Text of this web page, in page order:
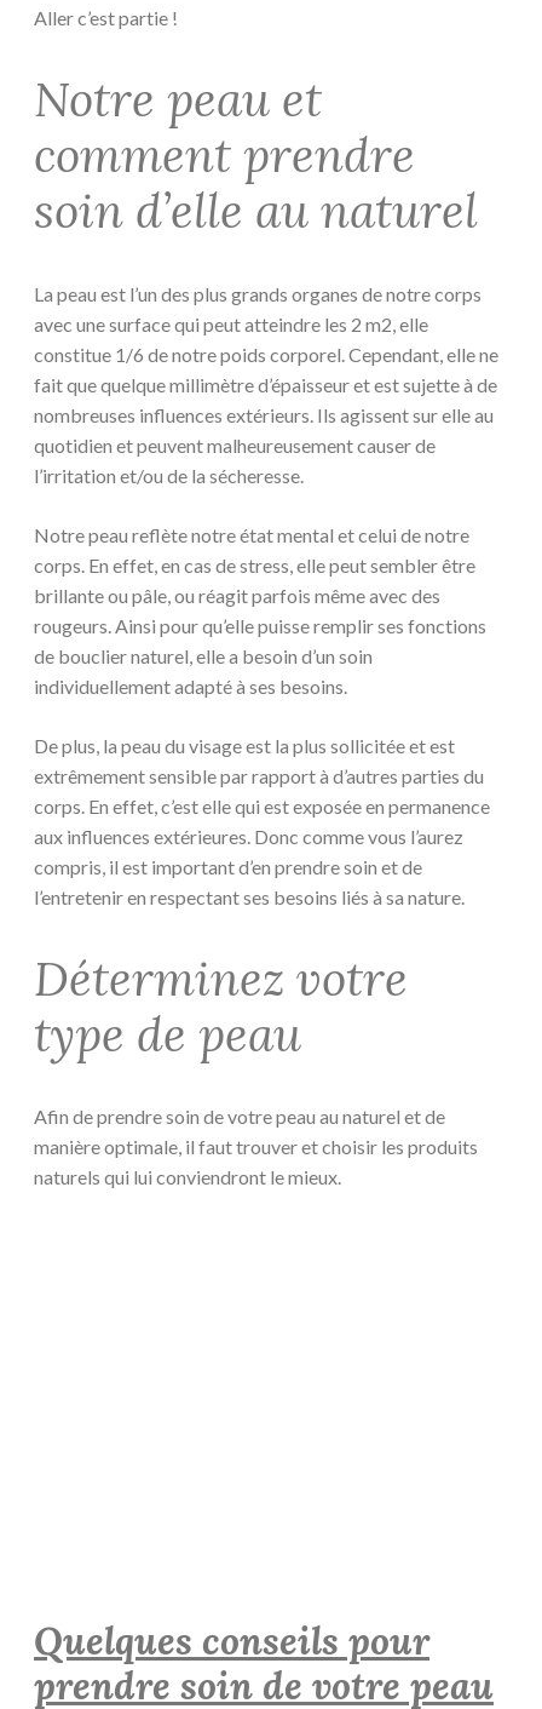
Aller c’est partie !
Notre peau et
comment prendre
soin d’elle au naturel
La peau est l’un des plus grands organes de notre corps
avec une surface qui peut atteindre les 2 m2, elle
constitue 1/6 de notre poids corporel. Cependant, elle ne
fait que quelque millimètre d’épaisseur et est sujette à de
nombreuses influences extérieurs. Ils agissent sur elle au
quotidien et peuvent malheureusement causer de
l’irritation et/ou de la sécheresse.
Notre peau reflète notre état mental et celui de notre
corps. En effet, en cas de stress, elle peut sembler être
brillante ou pâle, ou réagit parfois même avec des
rougeurs. Ainsi pour qu’elle puisse remplir ses fonctions
de bouclier naturel, elle a besoin d’un soin
individuellement adapté à ses besoins.
De plus, la peau du visage est la plus sollicitée et est
extrêmement sensible par rapport à d’autres parties du
corps. En effet, c’est elle qui est exposée en permanence
aux influences extérieures. Donc comme vous l’aurez
compris, il est important d’en prendre soin et de
l’entretenir en respectant ses besoins liés à sa nature.
Déterminez votre
type de peau
Afin de prendre soin de votre peau au naturel et de
manière optimale, il faut trouver et choisir les produits
naturels qui lui conviendront le mieux.
Quelques conseils pour
prendre soin de votre peau